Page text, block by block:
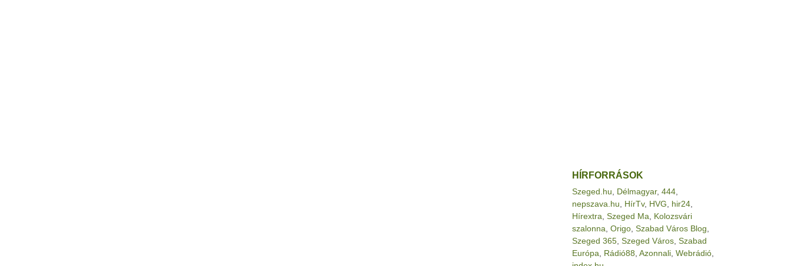
HÍRFORRÁSOK
Szeged.hu Délmagyar, 444
nepszava.hu
HírTv, HVG hir24
Hírextra Szeged Ma
Kolozsvári
szalonna Origo Szabad Város Blog
Szeged 365 Szeged Város Szabad
Európa
Rádió88 Azonnali Webrádió